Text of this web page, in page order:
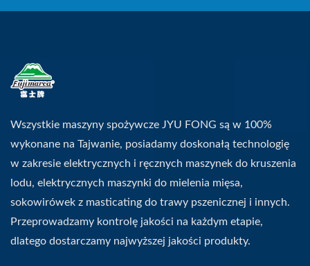
Wszystkie maszyny spożywcze JYU FONG są w 100%
wykonane na Tajwanie, posiadamy doskonałą technologię
w zakresie elektrycznych i ręcznych maszynek do kruszenia
lodu, elektrycznych maszynki do mielenia mięsa,
sokowirówek z masticating do trawy pszenicznej i innych.
Przeprowadzamy kontrolę jakości na każdym etapie,
dlatego dostarczamy najwyższej jakości produkty.